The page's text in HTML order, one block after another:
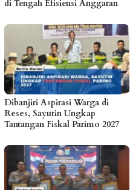
di Tengah Efisiensi Anggaran
Dibanjiri Aspirasi Warga di
Reses, Sayutin Ungkap
Tantangan Fiskal Parimo 2027